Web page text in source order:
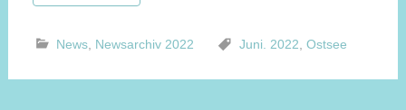
News, Newsarchiv 2022 Juni. 2022 Ostsee